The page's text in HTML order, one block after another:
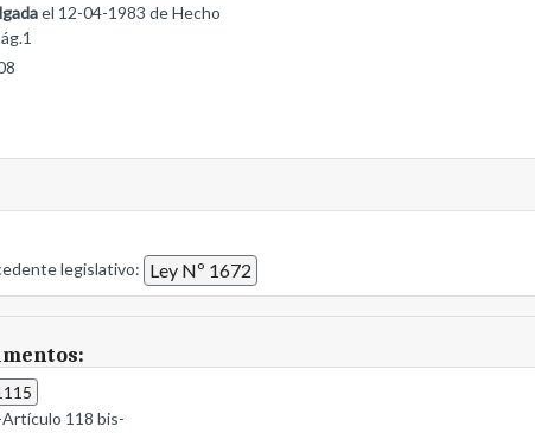
el 12-04-1983 de Hecho
legislativo: Ley Nº 1672
118 bis-